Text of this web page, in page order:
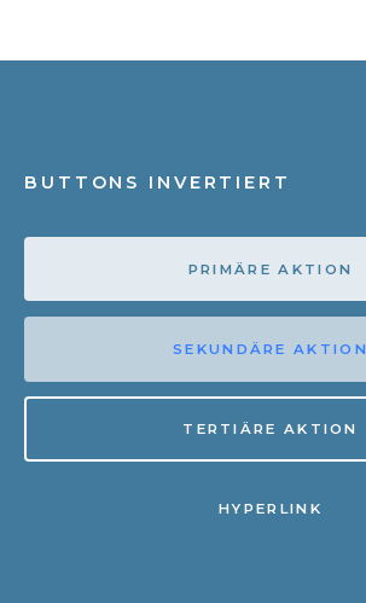
BUTTONS INVERTIERT
PRIMÄRE AKTION
SEKUNDÄRE AKTION
TERTIÄRE AKTION
HYPERLINK